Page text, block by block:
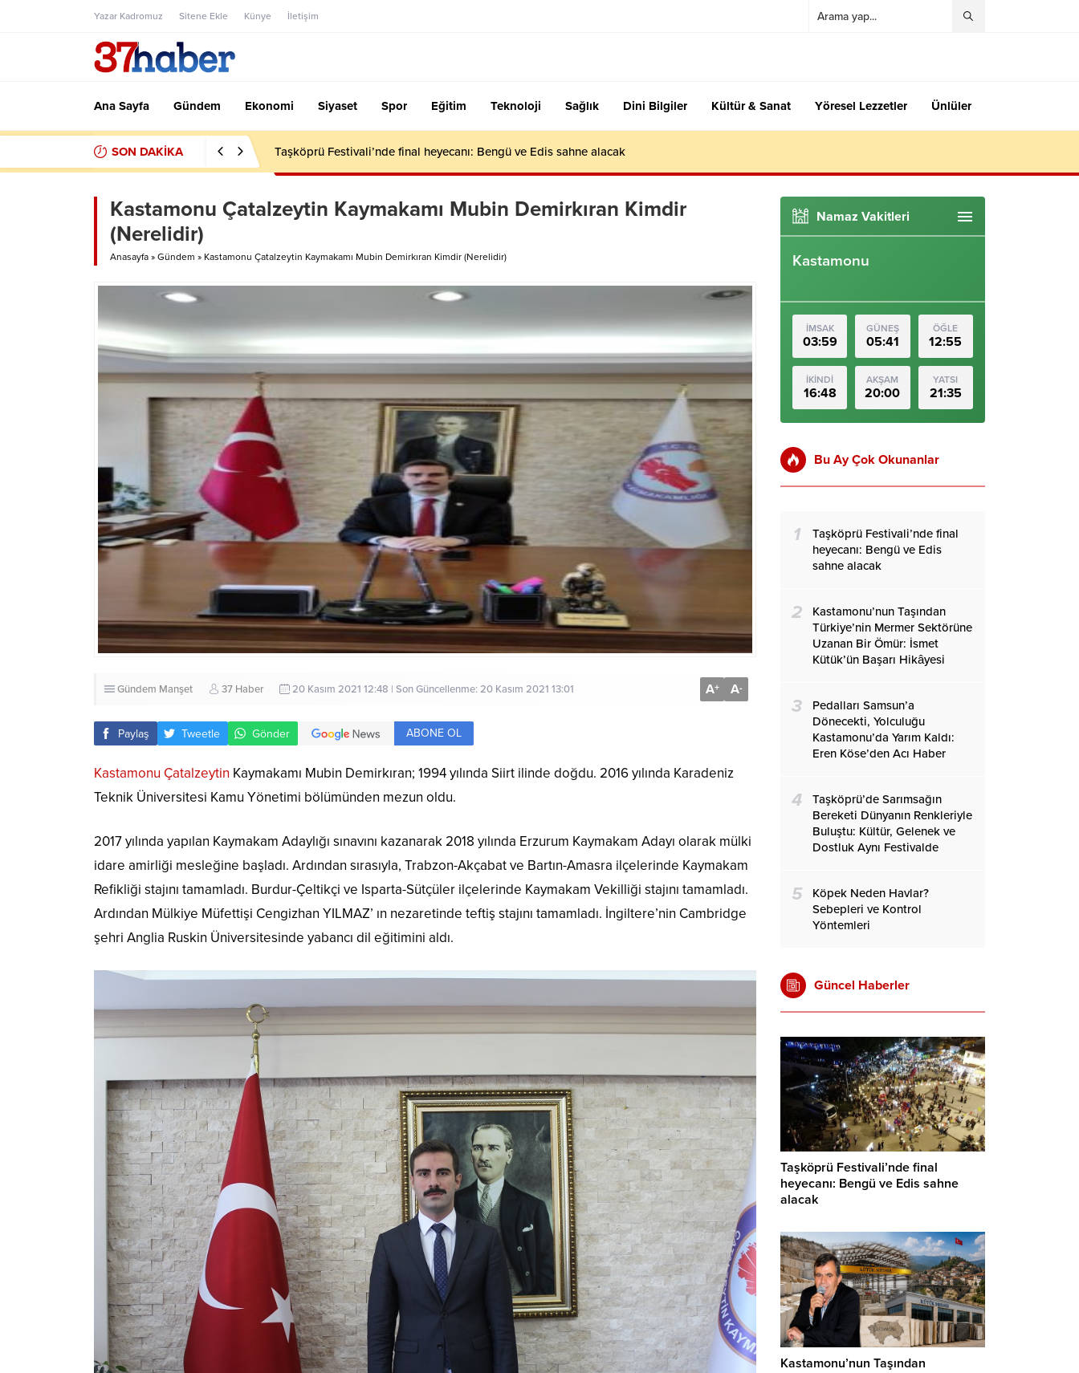
Yazar Kadromuz Sitene Ekle Künye İletişim
Ana Sayfa Gündem Ekonomi Siyaset Spor Eğitim Teknoloji Sağlık Dini Bilgiler Kültür & Sanat Yöresel Lezzetler Ünlüler
SON DAKİKA Taşköprü Festivali’nde final heyecanı: Bengü ve Edis sahne alacak
Kastamonu Çatalzeytin Kaymakamı Mubin Demirkıran Kimdir
(Nerelidir)
Anasayfa » Gündem » Kastamonu Çatalzeytin Kaymakamı Mubin Demirkıran Kimdir (Nerelidir)
Gündem Manşet 37 Haber 20 Kasım 2021 12:48 | Son Güncellenme: 20 Kasım 2021 13:01 A+ A-
Paylaş Tweetle Gönder ABONE OL
Kastamonu Çatalzeytin Kaymakamı Mubin Demirkıran; 1994 yılında Siirt ilinde doğdu. 2016 yılında Karadeniz
Teknik Üniversitesi Kamu Yönetimi bölümünden mezun oldu.
2017 yılında yapılan Kaymakam Adaylığı sınavını kazanarak 2018 yılında Erzurum Kaymakam Adayı olarak mülki
idare amirliği mesleğine başladı. Ardından sırasıyla, Trabzon-Akçabat ve Bartın-Amasra ilçelerinde Kaymakam
Refikliği stajını tamamladı. Burdur-Çeltikçi ve Isparta-Sütçüler ilçelerinde Kaymakam Vekilliği stajını tamamladı.
Ardından Mülkiye Müfettişi Cengizhan YILMAZ’ ın nezaretinde teftiş stajını tamamladı. İngiltere’nin Cambridge
şehri Anglia Ruskin Üniversitesinde yabancı dil eğitimini aldı.
Namaz Vakitleri
Kastamonu
İMSAK
03:59
GÜNEŞ
05:41
ÖĞLE
12:55
İKİNDİ
16:48
AKŞAM
20:00
YATSI
21:35
Bu Ay Çok Okunanlar
1
Taşköprü Festivali’nde final
heyecanı: Bengü ve Edis
sahne alacak
2
Kastamonu’nun Taşından
Türkiye’nin Mermer Sektörüne
Uzanan Bir Ömür: İsmet
Kütük’ün Başarı Hikâyesi
3
Pedalları Samsun’a
Dönecekti, Yolculuğu
Kastamonu’da Yarım Kaldı:
Eren Köse’den Acı Haber
4
Taşköprü’de Sarımsağın
Bereketi Dünyanın Renkleriyle
Buluştu: Kültür, Gelenek ve
Dostluk Aynı Festivalde
5
Köpek Neden Havlar?
Sebepleri ve Kontrol
Yöntemleri
Güncel Haberler
Taşköprü Festivali’nde final
heyecanı: Bengü ve Edis sahne
alacak
Kastamonu’nun Taşından